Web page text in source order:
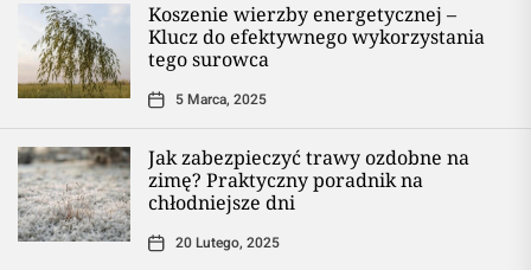
Koszenie wierzby energetycznej –
Klucz do efektywnego wykorzystania
tego surowca
5 Marca, 2025
Jak zabezpieczyć trawy ozdobne na
zimę? Praktyczny poradnik na
chłodniejsze dni
20 Lutego, 2025